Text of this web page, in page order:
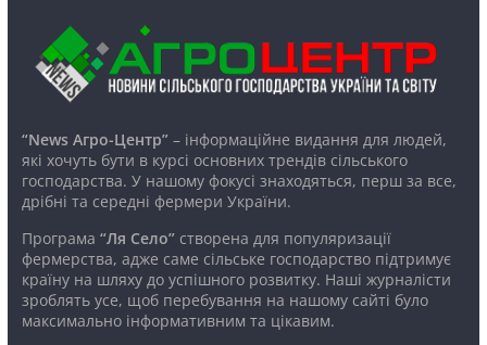
“News Агро-Центр”– інформаційне видання для людей,
які хочуть бути в курсі основних трендів сільського
господарства. У нашому фокусі знаходяться, перш за все,
дрібні та середні фермери України.
Програма “Ля Село”створена для популяризації
фермерства, адже саме сільське господарство підтримує
країну на шляху до успішного розвитку. Наші журналісти
зроблять усе, щоб перебування на нашому сайті було
максимально інформативним та цікавим.